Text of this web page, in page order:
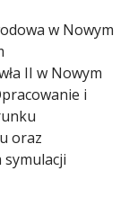
w Nowym
II w Nowym
i
oraz